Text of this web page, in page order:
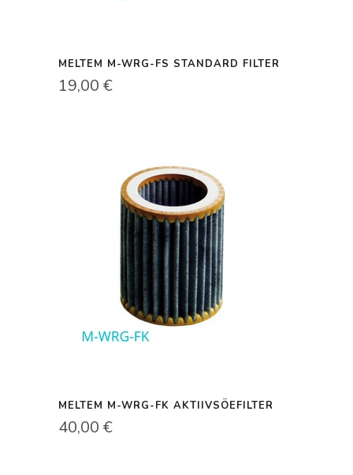
MELTEM M-WRG-FS STANDARD FILTER
19,00 €
MELTEM M-WRG-FK AKTIIVSÖEFILTER
40,00 €